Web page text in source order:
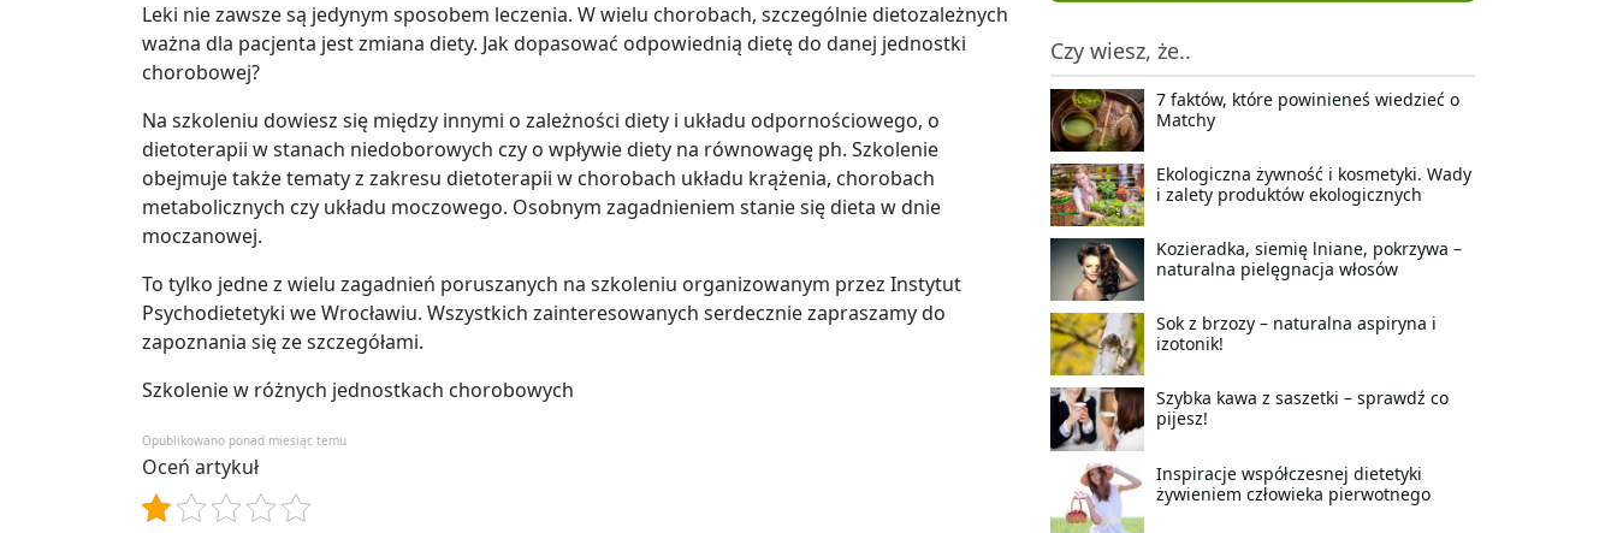
Leki nie zawsze są jedynym sposobem leczenia. W wielu chorobach, szczególnie dietozależnych
ważna dla pacjenta jest zmiana diety. Jak dopasować odpowiednią dietę do danej jednostki
chorobowej?
Na szkoleniu dowiesz się między innymi o zależności diety i układu odpornościowego, o
dietoterapii w stanach niedoborowych czy o wpływie diety na równowagę ph. Szkolenie
obejmuje także tematy z zakresu dietoterapii w chorobach układu krążenia, chorobach
metabolicznych czy układu moczowego. Osobnym zagadnieniem stanie się dieta w dnie
moczanowej.
To tylko jedne z wielu zagadnień poruszanych na szkoleniu organizowanym przez Instytut
Psychodietetyki we Wrocławiu. Wszystkich zainteresowanych serdecznie zapraszamy do
zapoznania się ze szczegółami.
Szkolenie w różnych jednostkach chorobowych
Opublikowano ponad miesiąc temu
Oceń artykuł
Czy wiesz, że..
7 faktów, które powinieneś wiedzieć o
Matchy
Ekologiczna żywność i kosmetyki. Wady
i zalety produktów ekologicznych
Kozieradka, siemię lniane, pokrzywa –
naturalna pielęgnacja włosów
Sok z brzozy – naturalna aspiryna i
izotonik!
Szybka kawa z saszetki – sprawdź co
pijesz!
Inspiracje współczesnej dietetyki
żywieniem człowieka pierwotnego